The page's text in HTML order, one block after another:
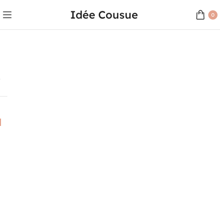
Idée Cousue 0